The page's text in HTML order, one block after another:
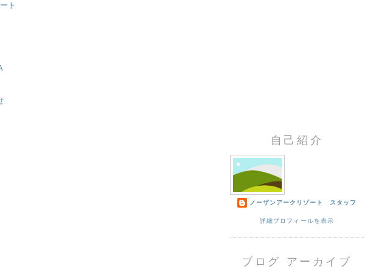
自己紹介
ノーザンアークリゾート スタッフ
詳細プロフィールを表示
ブログ アーカイブ